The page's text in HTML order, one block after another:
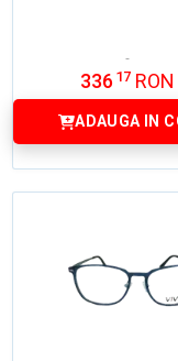
336 17 RON
ADAUGA IN